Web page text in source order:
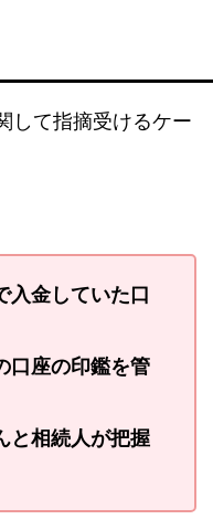
して指摘受けるケー
入金していた口
口座の印鑑を管
と相続人が把握